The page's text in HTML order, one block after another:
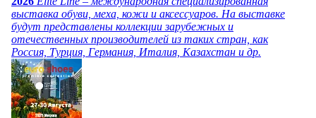
выставка обуви, меха, кожи и аксессуаров. На выставке
будут представлены коллекции зарубежных и
отечественных производителей из таких стран, как
Россия, Турция, Германия, Италия, Казахстан и др.